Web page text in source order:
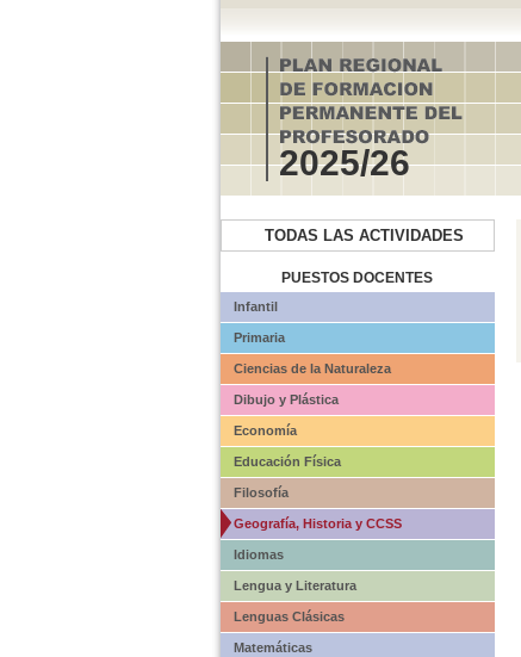
2025/26
TODAS LAS ACTIVIDADES
PUESTOS DOCENTES
Infantil
Primaria
Ciencias de la Naturaleza
Dibujo y Plástica
Economía
Educación Física
Filosofía
Geografía, Historia y CCSS
Idiomas
Lengua y Literatura
Lenguas Clásicas
Matemáticas